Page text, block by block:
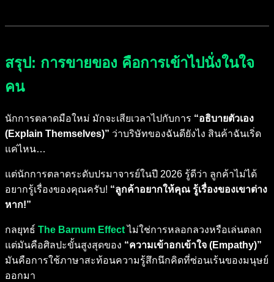
สรุป: การขายของ คือการเข้าไปนั่งในใจ
คน
นักการตลาดมือใหม่ มักจะเสียเวลาไปกับการ “อธิบายตัวเอง
(Explain Themselves)” ว่าบริษัทของฉันดียังไง สินค้าฉันเริ่ด
แค่ไหน…
แต่นักการตลาดระดับปรมาจารย์ในปี 2026 รู้ดีว่า ลูกค้าไม่ได้
อยากรู้เรื่องของคุณครับ! “ลูกค้าอยากให้คุณ รู้เรื่องของเขาต่าง
หาก!”
กลยุทธ์ The Barnum Effectไม่ใช่การหลอกลวงหรือเล่นตลก
แต่มันคือศิลปะขั้นสูงสุดของ “ความเข้าอกเข้าใจ (Empathy)”
มันคือการใช้ภาษาสะท้อนความรู้สึกนึกคิดที่ซ่อนเร้นของมนุษย์
ออกมา